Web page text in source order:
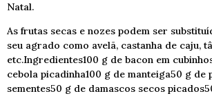
Natal.
As frutas secas e nozes podem ser
seu agrado como avelã, castanha de caju,
etc.Ingredientes100 g de bacon em
cebola picadinha100 g de manteiga50 g de
sementes50 g de damascos secos